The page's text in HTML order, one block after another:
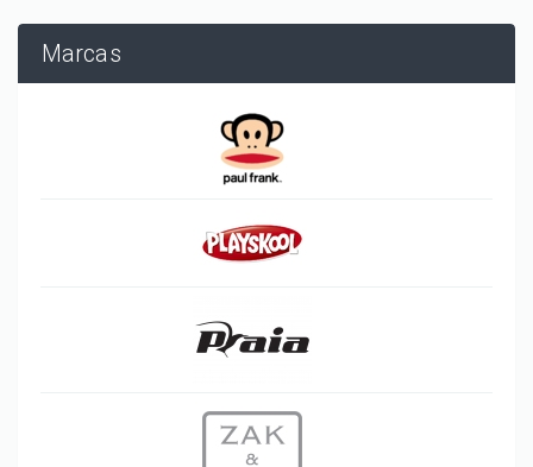
Marcas